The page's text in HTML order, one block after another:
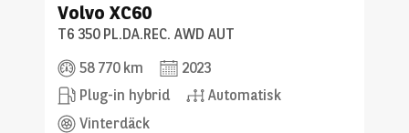
Volvo XC60
T6 350 PL.DA.REC. AWD AUT
58 770 km
2023
Plug-in hybrid
Automatisk
Vinterdäck